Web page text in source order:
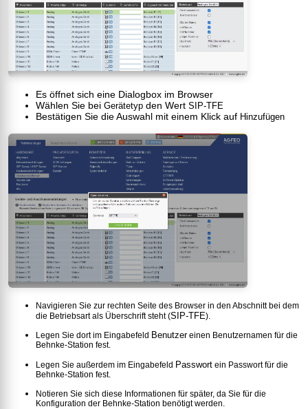
Es öffnet sich eine Dialogbox im Browser
Wählen Sie beiGerätetyp den WertSIP-TFE
Bestätigen Sie die Auswahl mit einem Klick auf Hinzufügen
Navigieren Sie zur rechten Seite des Browser in den Abschnitt bei dem
die Betriebsart als Überschrift steht (SIP-TFE).
Legen Sie dort im Eingabefeld Benutzereinen Benutzernamen für die
Behnke-Station fest.
Legen Sie außerdem im Eingabefeld Passwort ein Passwort für die
Behnke-Station fest.
Notieren Sie sich diese Informationen für später, da Sie für die
Konfiguration der Behnke-Station benötigt werden.